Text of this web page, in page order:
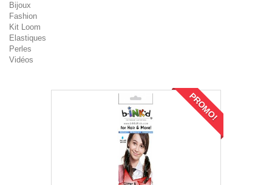
Bijoux
Fashion
Kit Loom
Elastiques
Perles
Vidéos
PROMO!